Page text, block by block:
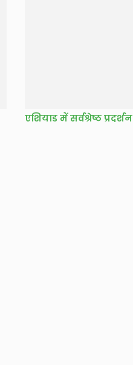
एशियाड में सर्वश्रेष्ठ प्रदर्शन